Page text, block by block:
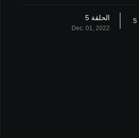
الحلقة 5
Dec. 01, 2022